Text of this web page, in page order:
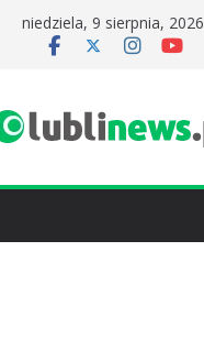
niedziela, 9 sierpnia, 2026